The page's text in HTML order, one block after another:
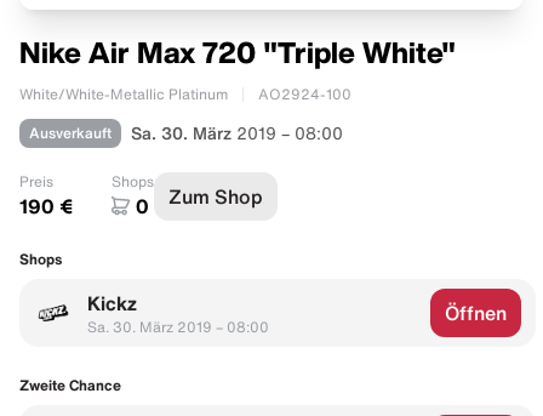
Nike Air Max 720 "Triple White"
White/White-Metallic Platinum AO2924-100
Ausverkauft Sa. 30. März 2019 – 08:00
Preis
190 €
Shops
0 Zum Shop
Shops
Kickz
Sa. 30. März 2019 – 08:00
Öffnen
Zweite Chance